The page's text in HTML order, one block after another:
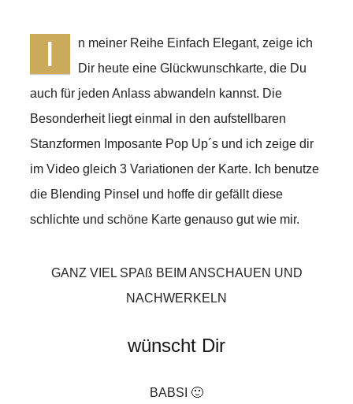
I
n meiner Reihe Einfach Elegant, zeige ich
Dir heute eine Glückwunschkarte, die Du
auch für jeden Anlass abwandeln kannst. Die
Besonderheit liegt einmal in den aufstellbaren
Stanzformen Imposante Pop Up´s und ich zeige dir
im Video gleich 3 Variationen der Karte. Ich benutze
die Blending Pinsel und hoffe dir gefällt diese
schlichte und schöne Karte genauso gut wie mir.
GANZ VIEL SPAß BEIM ANSCHAUEN UND
NACHWERKELN
wünscht Dir
BABSI 🙂